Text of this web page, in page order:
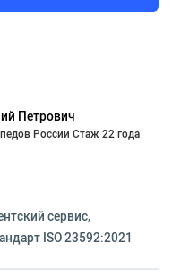
Петрович
России Стаж 22 года
сервиc,
ISO 23592:2021